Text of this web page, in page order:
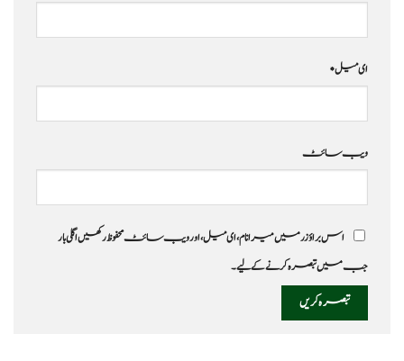
ای میل*
ویب‌ سائٹ
اس براؤزر میں میرا نام، ای میل، اور ویب سائٹ محفوظ رکھیں اگلی بار
جب میں تبصرہ کرنے کےلیے۔